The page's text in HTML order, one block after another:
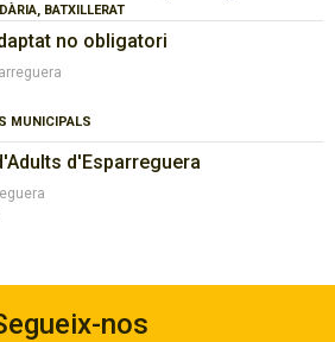
BATXILLERAT
no obligatori
MUNICIPALS
d'Esparreguera
nos